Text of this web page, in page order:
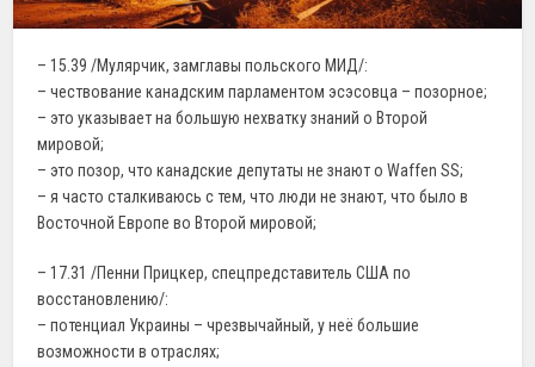
– 15.39 /Мулярчик, замглавы польского МИД/:
– чествование канадским парламентом эсэсовца – позорное;
– это указывает на большую нехватку знаний о Второй
мировой;
– это позор, что канадские депутаты не знают о Waffen SS;
– я часто сталкиваюсь с тем, что люди не знают, что было в
Восточной Европе во Второй мировой;
– 17.31 /Пенни Прицкер, спецпредставитель США по
восстановлению/:
– потенциал Украины – чрезвычайный, у неё большие
возможности в отраслях;